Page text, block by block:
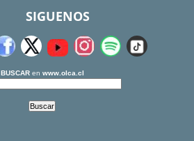
SIGUENOS
BUSCARen www.olca.cl